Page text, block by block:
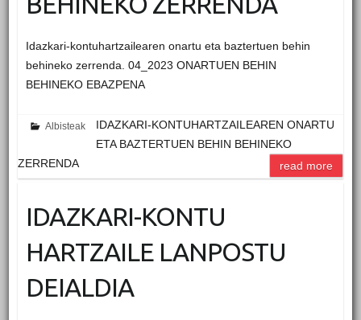
Idazkari-kontuhartzailearen onartu eta baztertuen behin
behineko zerrenda. 04_2023 ONARTUEN BEHIN
BEHINEKO EBAZPENA
Albisteak
IDAZKARI-KONTUHARTZAILEAREN ONARTU
ETA BAZTERTUEN BEHIN BEHINEKO
ZERRENDA
read more
IDAZKARI-KONTU
HARTZAILE LANPOSTU
DEIALDIA